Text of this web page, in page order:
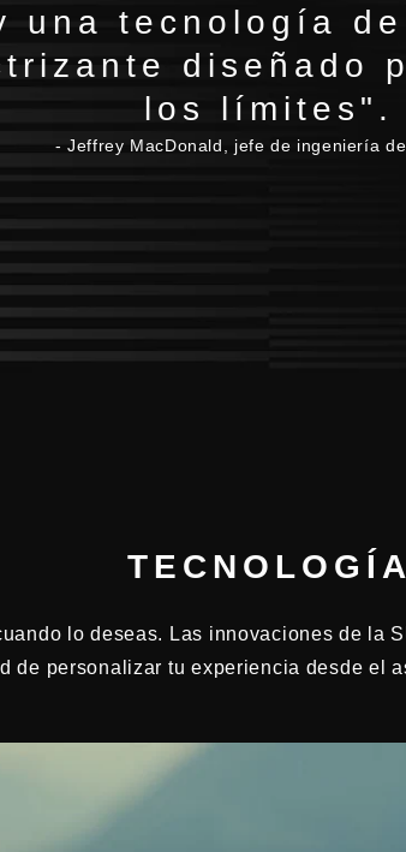
una tecnología
diseñado
los límites".
- Jeffrey MacDonald, jefe de ingeniería
TECNOLOGÍA
lo deseas. Las innovaciones de la
de personalizar tu experiencia desde el